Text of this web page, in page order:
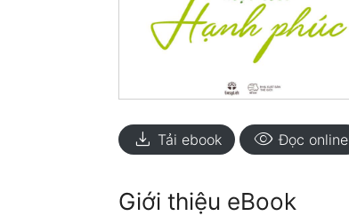
download Tải ebook visibility Đọc online
Giới thiệu eBook